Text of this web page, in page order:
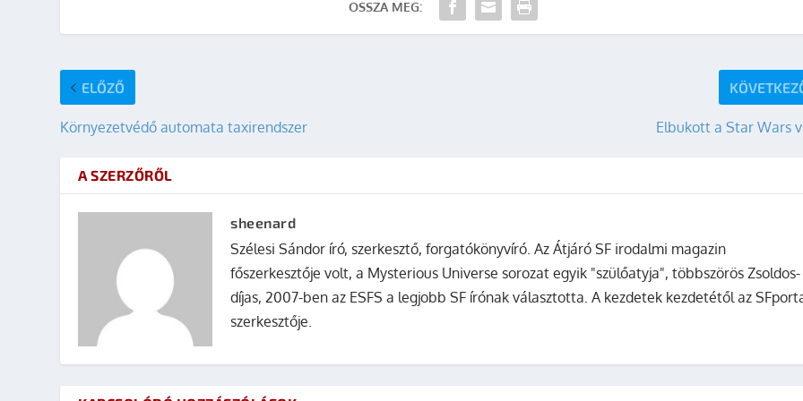
OSSZA MEG:
ELŐZŐ
Környezetvédő automata taxirendszer Elbukott a Star Wars
A SZERZŐRŐL
sheenard
Szélesi Sándor író, szerkesztő, forgatókönyvíró. Az Átjáró SF irodalmi magazin
főszerkesztője volt, a Mysterious Universe sorozat egyik "szülőatyja", többszörös Zsoldos-
díjas, 2007-ben az ESFS a legjobb SF írónak választotta. A kezdetek kezdetétől az
szerkesztője.